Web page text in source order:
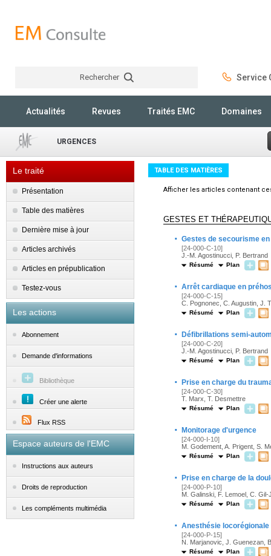
Rechercher Service
Actualités Revues Traités EMC Domaines
URGENCES
Le traité
Présentation
Table des matières
Dernière mise à jour
Articles archivés
Articles en prépublication
Testez-vous
Les actions
Abonnement
Demande d'informations
Bibliothèque
Créer une alerte
Flux RSS
Espace auteurs de l'EMC
Instructions aux auteurs
Droits de reproduction
Les compléments multimédia
TABLE DES MATIÈRES
Afficher les articles contenant
GESTES ET
· Gestes de secourisme
[24-000-C-10]
J.-M. Agostinucci, P. Bertrand
Résumé Plan
· Arrêt cardiaque en
[24-000-C-15]
C. Pognonec, C. Augustin, J.
Résumé Plan
· Défibrillations semi-
[24-000-C-20]
J.-M. Agostinucci, P. Bertrand
Résumé Plan
· Prise en charge du
[24-000-C-30]
T. Marx, T. Desmettre
Résumé Plan
· Monitorage d'urgence
[24-000-I-10]
M. Godement, A. Prigent, S.
Résumé Plan
· Prise en charge de la
[24-000-P-10]
M. Galinski, F. Lemoel, C.
Résumé Plan
· Anesthésie
[24-000-P-15]
N. Marjanovic, J. Guenezan,
Résumé Plan